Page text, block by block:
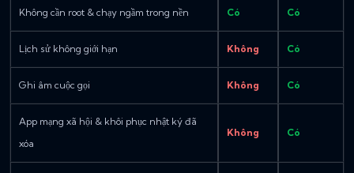
Không cần root & chạy ngầm trong nền Có Có
Lịch sử không giới hạn Không Có
Ghi âm cuộc gọi Không Có
App mạng xã hội & khôi phục nhật ký đã
xóa
Không Có